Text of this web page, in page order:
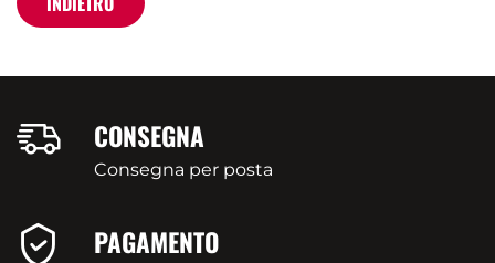
CONSEGNA
Consegna per posta
PAGAMENTO